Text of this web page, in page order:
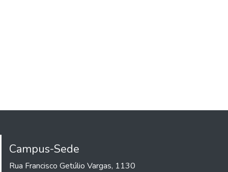
Campus-Sede
Rua Francisco Getúlio Vargas, 1130